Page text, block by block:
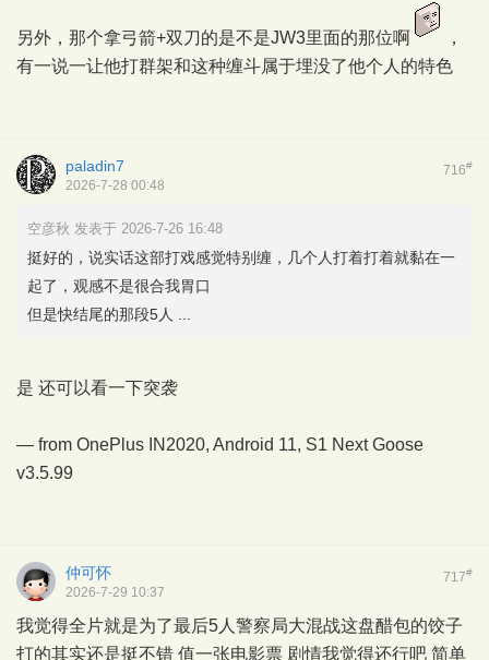
另外，那个拿弓箭+双刀的是不是JW3里面的那位啊
，
有一说一让他打群架和这种缠斗属于埋没了他个人的特色
716#
paladin7
2026-7-28 00:48
空彦秋 发表于 2026-7-26 16:48
挺好的，说实话这部打戏感觉特别缠，几个人打着打着就黏在一
起了，观感不是很合我胃口
但是快结尾的那段5人 ...
是 还可以看一下突袭
— from OnePlus IN2020, Android 11, S1 Next Goose
v3.5.99
717#
仲可怀
2026-7-29 10:37
我觉得全片就是为了最后5人警察局大混战这盘醋包的饺子
打的其实还是挺不错 值一张电影票 剧情我觉得还行吧 简单